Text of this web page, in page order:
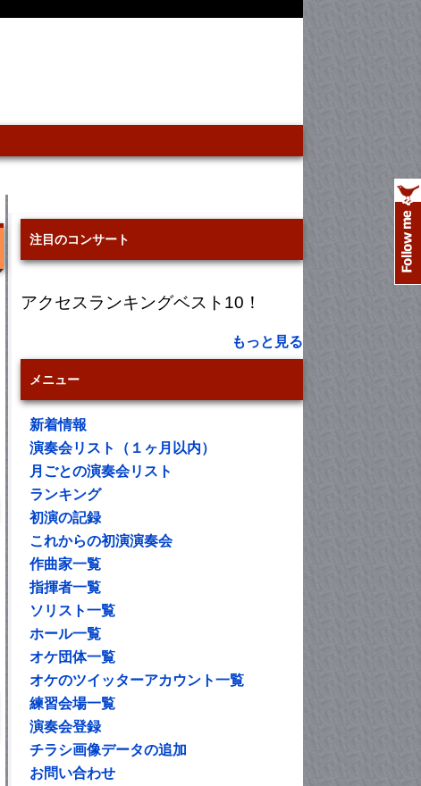
注目のコンサート
アクセスランキングベスト10！
もっと見る
メニュー
新着情報
演奏会リスト（１ヶ月以内）
月ごとの演奏会リスト
ランキング
初演の記録
これからの初演演奏会
作曲家一覧
指揮者一覧
ソリスト一覧
ホール一覧
オケ団体一覧
オケのツイッターアカウント一覧
練習会場一覧
演奏会登録
チラシ画像データの追加
お問い合わせ